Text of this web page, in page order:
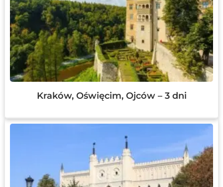
Kraków, Oświęcim, Ojców – 3 dni